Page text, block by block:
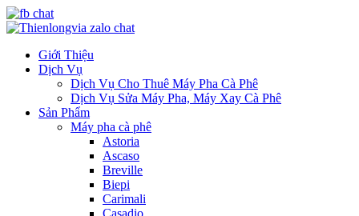
Giới Thiệu
Dịch Vụ
Dịch Vụ Cho Thuê Máy Pha Cà Phê
Dịch Vụ Sửa Máy Pha, Máy Xay Cà Phê
Sản Phẩm
Máy pha cà phê
Astoria
Ascaso
Breville
Biepi
Carimali
Casadio